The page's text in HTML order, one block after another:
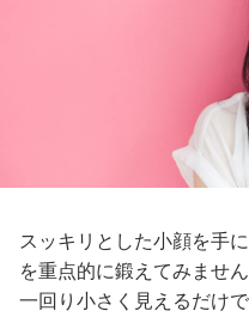
スッキリとした小顔を手
を重点的に鍛えてみませ
一回り小さく見えるだけ